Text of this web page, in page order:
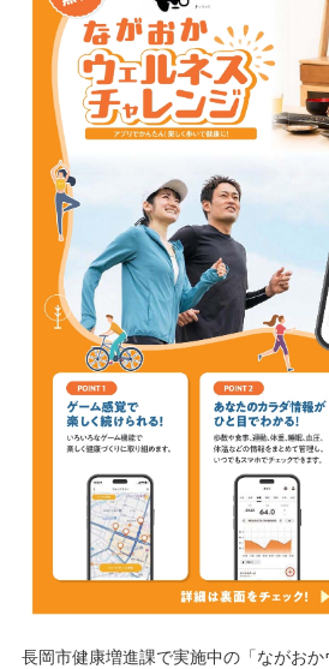
長岡市健康増進課で実施中の「ながおか